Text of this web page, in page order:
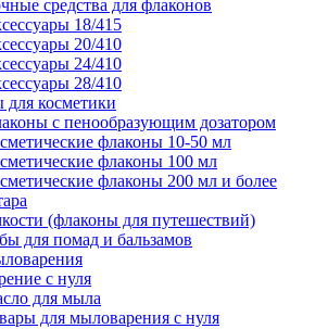
средства для флаконов
18/415
20/410
24/410
28/410
косметики
с пенообразующим дозатором
флаконы 10-50 мл
флаконы 100 мл
флаконы 200 мл и более
(флаконы для путешествий)
для помад и бальзамов
с нуля
для мыла
для мыловарения с нуля